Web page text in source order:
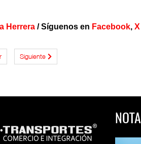
Herrera /Síguenos en Facebook, X
Siguiente
Lala Yomi® y Toy Story
Toyota GR Yaris Aero